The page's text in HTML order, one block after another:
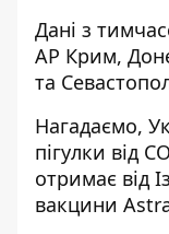
Дані з
АР Крим,
та
Нагадаємо,
пігулки від
отримає від
вакцини